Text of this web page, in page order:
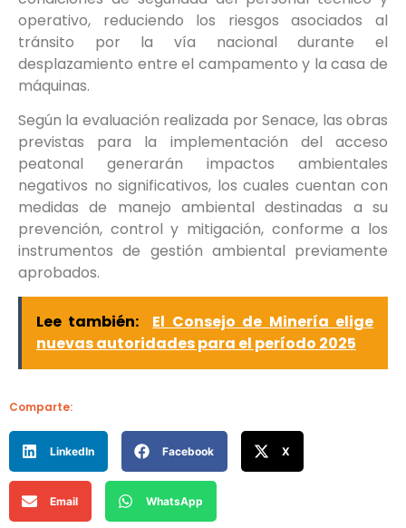
operativo, reduciendo los riesgos asociados al
tránsito por la vía nacional durante el
desplazamiento entre el campamento y la casa de
máquinas.
Según la evaluación realizada por Senace, las obras
previstas para la implementación del acceso
peatonal generarán impactos ambientales
negativos no significativos, los cuales cuentan con
medidas de manejo ambiental destinadas a su
prevención, control y mitigación, conforme a los
instrumentos de gestión ambiental previamente
aprobados.
Lee también:
El Consejo de Minería elige
nuevas autoridades para el período 2025
Comparte:
LinkedIn Facebook X
Email WhatsApp